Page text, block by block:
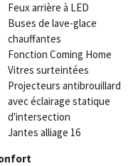
Feux arrière à LED
Buses de lave-glace
chauffantes
Fonction Coming Home
Vitres surteintées
Projecteurs antibrouillard
avec éclairage statique
d'intersection
Jantes alliage 16